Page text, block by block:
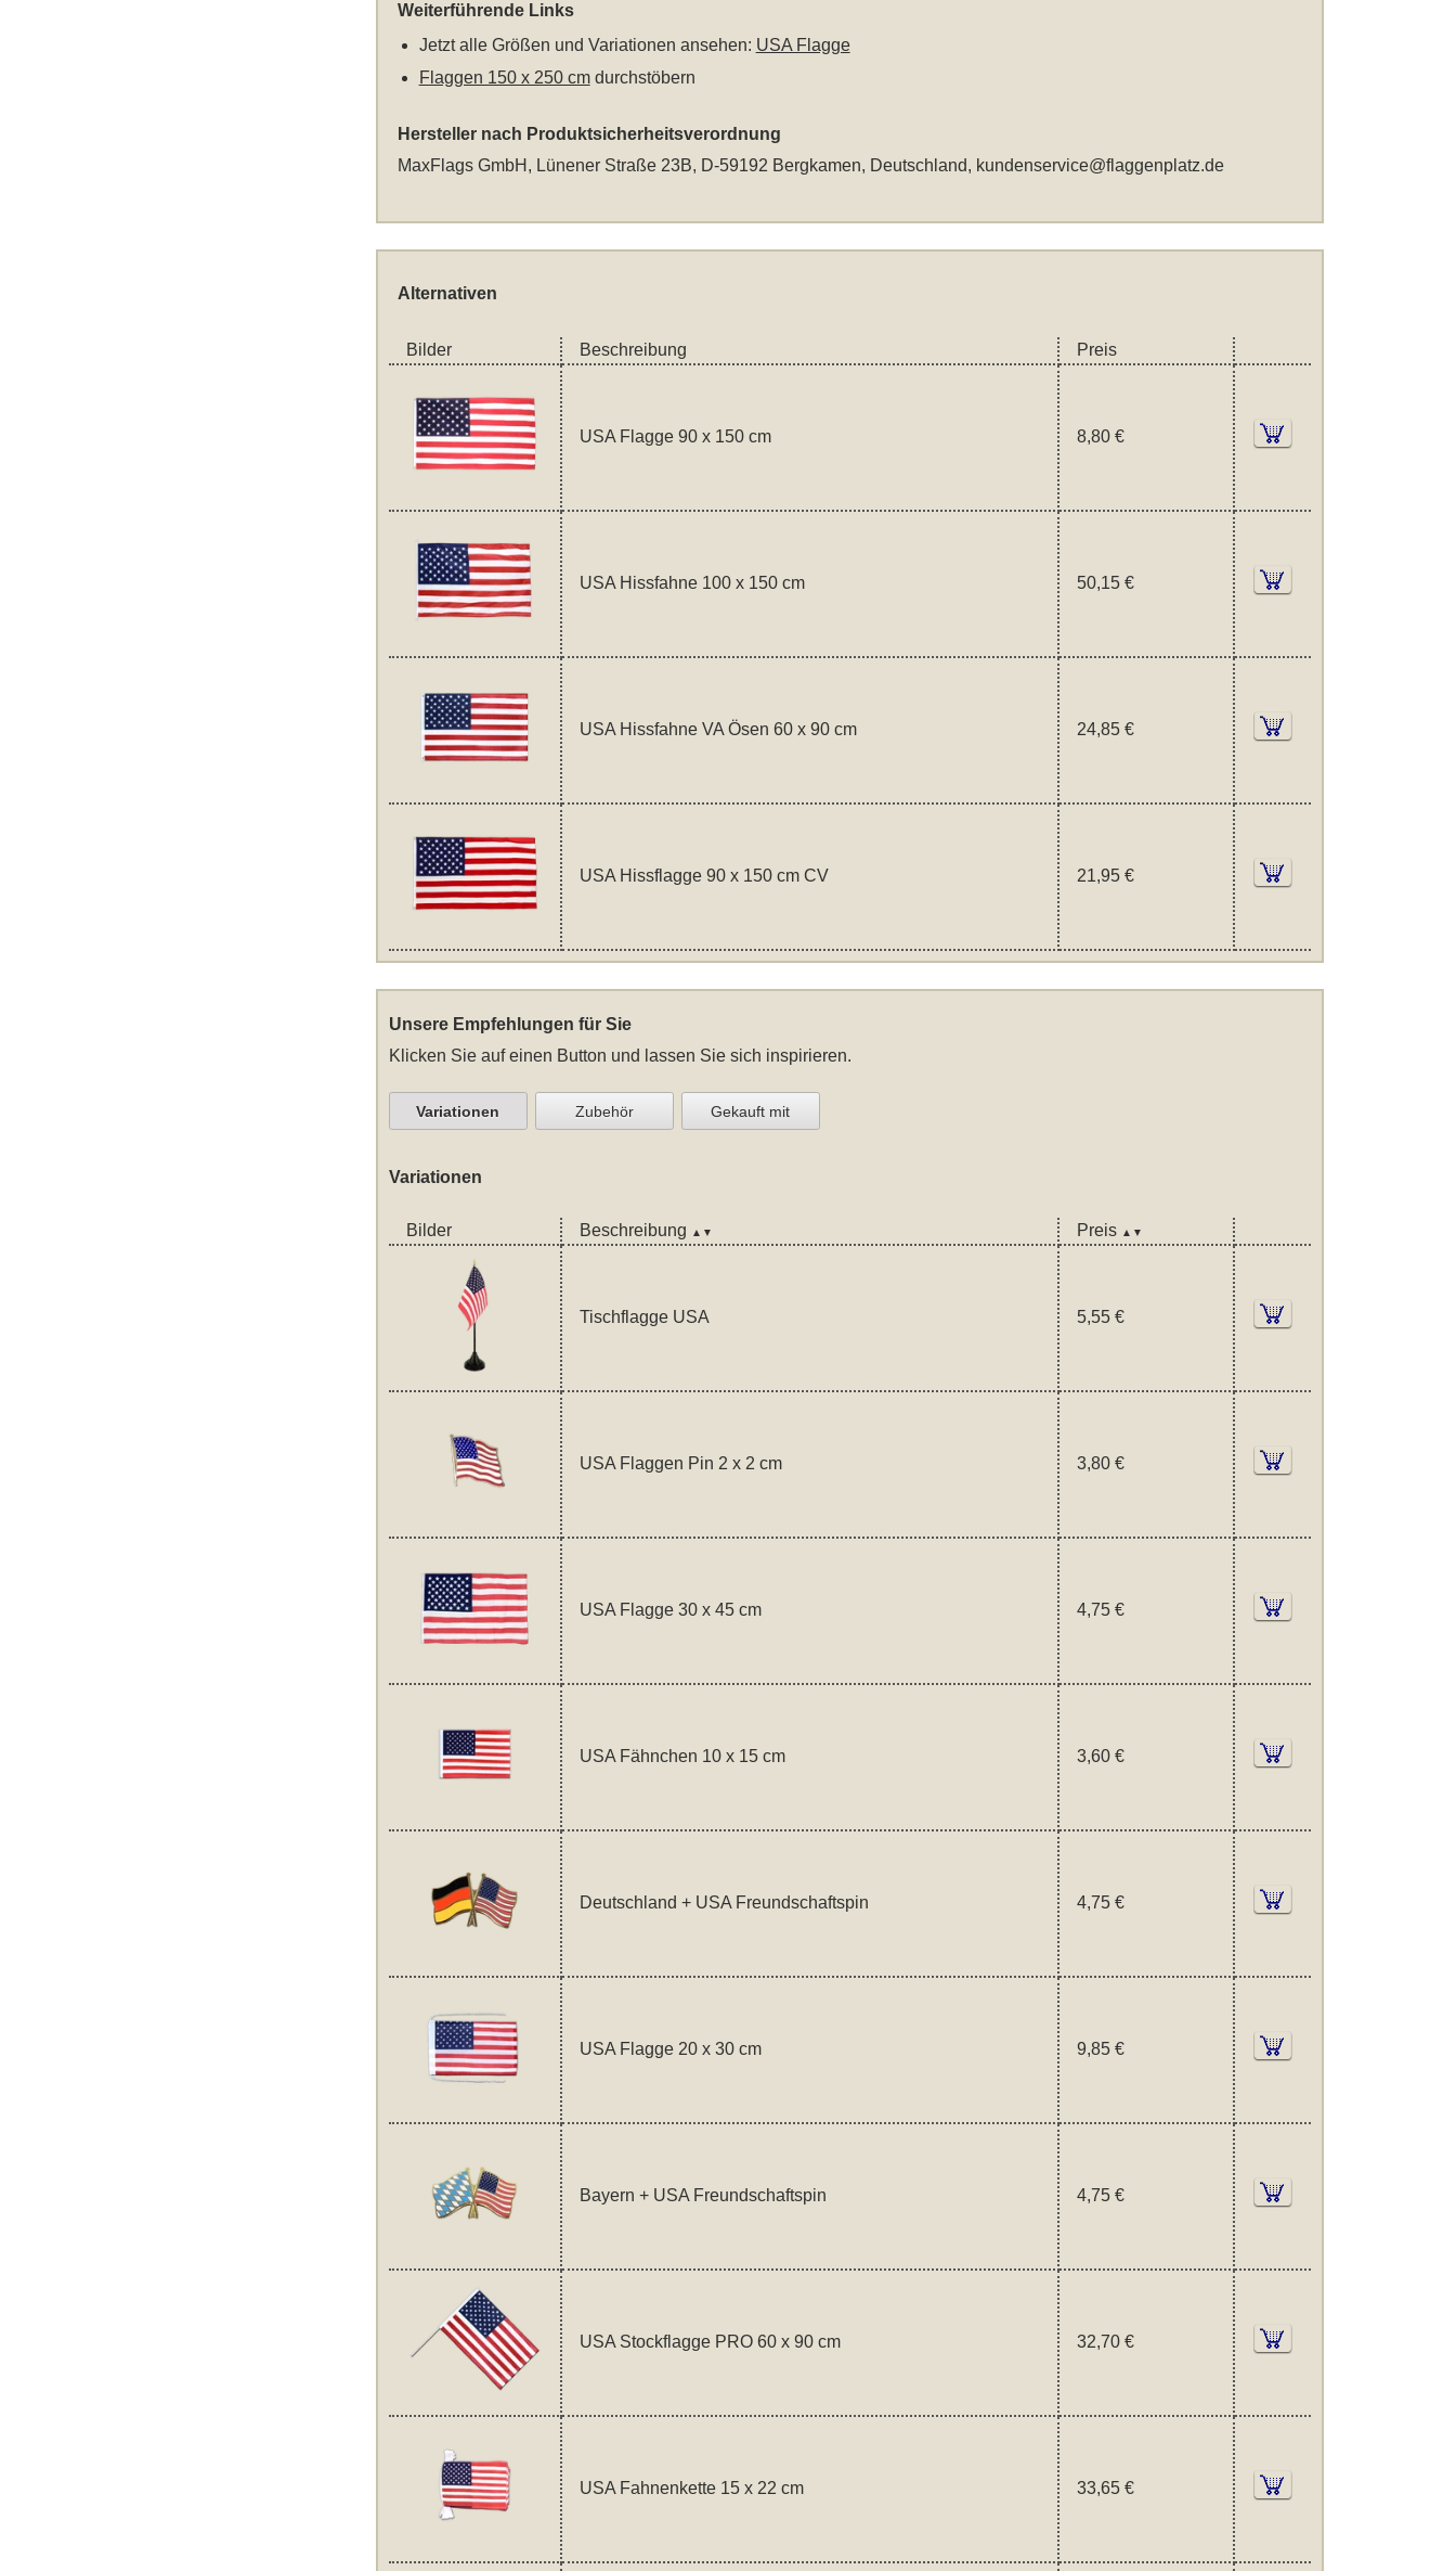
Weiterführende Links
Jetzt alle Größen und Variationen ansehen: USA Flagge
Flaggen 150 x 250 cmdurchstöbern
Hersteller nach Produktsicherheitsverordnung
MaxFlags GmbH, Lünener Straße 23B, D-59192 Bergkamen, Deutschland, kundenservice@flaggenplatz.de
Alternativen
Bilder Beschreibung Preis
USA Flagge 90 x 150 cm 8,80 €
USA Hissfahne 100 x 150 cm 50,15 €
USA Hissfahne VA Ösen 60 x 90 cm 24,85 €
USA Hissflagge 90 x 150 cm CV 21,95 €
Unsere Empfehlungen für Sie
Klicken Sie auf einen Button und lassen Sie sich inspirieren.
Variationen Zubehör Gekauft mit
Variationen
Bilder Beschreibung ▲▼ Preis ▲▼
Tischflagge USA 5,55 €
USA Flaggen Pin 2 x 2 cm 3,80 €
USA Flagge 30 x 45 cm 4,75 €
USA Fähnchen 10 x 15 cm 3,60 €
Deutschland + USA Freundschaftspin 4,75 €
USA Flagge 20 x 30 cm 9,85 €
Bayern + USA Freundschaftspin 4,75 €
USA Stockflagge PRO 60 x 90 cm 32,70 €
USA Fahnenkette 15 x 22 cm 33,65 €